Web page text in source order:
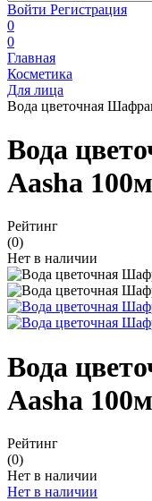
Войти Регистрация
0
0
Главная
Косметика
Для лица
Вода цветочная
Вода
Aasha
Рейтинг
(0)
Нет в наличии
Вода
Aasha
Рейтинг
(0)
Нет в наличии
Нет в наличии